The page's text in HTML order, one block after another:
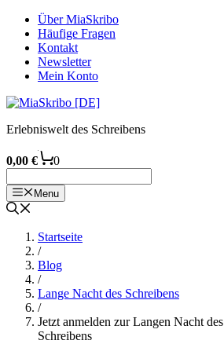
Zum
Inhalt
springen
Über MiaSkribo
Häufige Fragen
Kontakt
Newsletter
Mein Konto
Erlebniswelt des Schreibens
0,00 € 0
Menu
Startseite
/
Blog
/
Lange Nacht des Schreibens
/
Jetzt anmelden zur Langen Nacht des
Schreibens